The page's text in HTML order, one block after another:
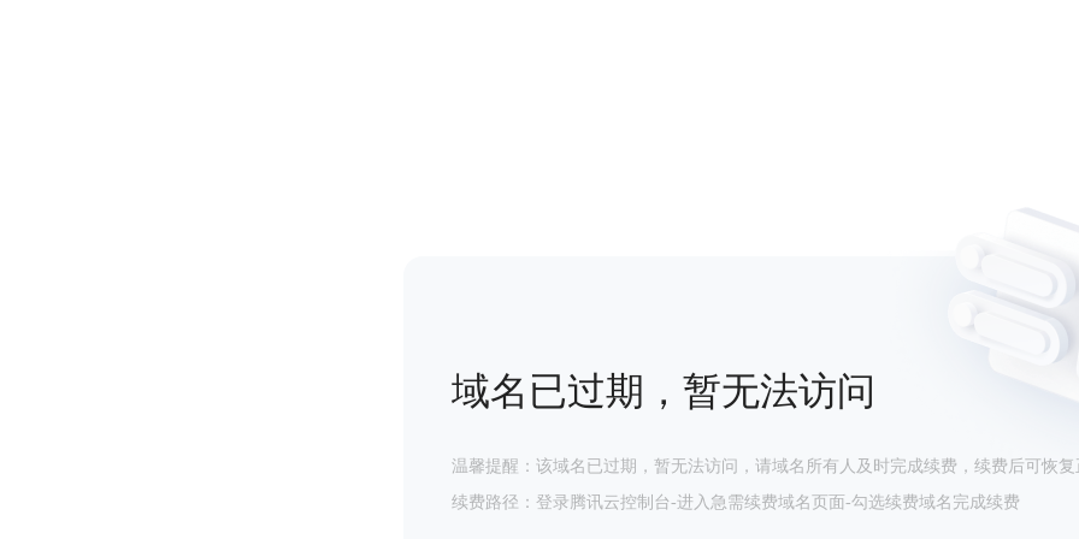
域名已过期，暂无法访问
温馨提醒：该域名已过期，暂无法访问，请域名所有人及时完成续费，续费后可恢复
续费路径：登录腾讯云控制台-进入急需续费域名页面-勾选续费域名完成续费